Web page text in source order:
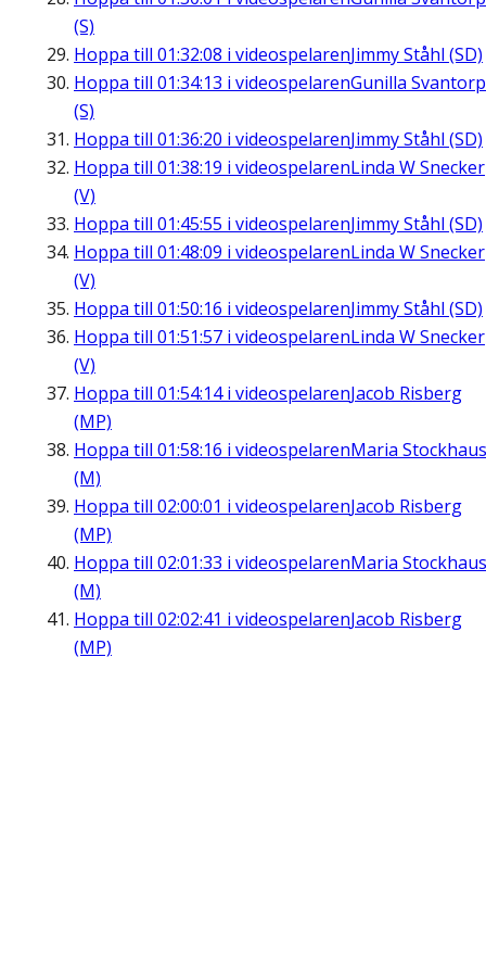
(S)
Hoppa till 01:32:08 i videospelarenJimmy Ståhl (SD)
Hoppa till 01:34:13 i videospelarenGunilla Svantorp
(S)
Hoppa till 01:36:20 i videospelarenJimmy Ståhl (SD)
Hoppa till 01:38:19 i videospelarenLinda W Snecker
(V)
Hoppa till 01:45:55 i videospelarenJimmy Ståhl (SD)
Hoppa till 01:48:09 i videospelarenLinda W Snecker
(V)
Hoppa till 01:50:16 i videospelarenJimmy Ståhl (SD)
Hoppa till 01:51:57 i videospelarenLinda W Snecker
(V)
Hoppa till 01:54:14i videospelarenJacob Risberg
(MP)
Hoppa till 01:58:16 i videospelarenMaria Stockhaus
(M)
Hoppa till 02:00:01 i videospelarenJacob Risberg
(MP)
Hoppa till 02:01:33 i videospelarenMaria Stockhaus
(M)
Hoppa till 02:02:41 i videospelarenJacob Risberg
(MP)